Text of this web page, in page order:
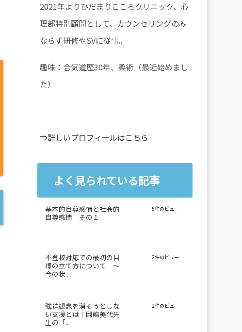
2021年よりひだまりこころクリニック、心
理部特別顧問として、カウンセリングのみ
ならず研修やSVに従事。
趣味：合気道歴30年、柔術（最近始めまし
た）
⇒詳しいプロフィールはこちら
よく見られている記事
基本的自尊感情と社会的
自尊感情 その１
5件のビュー
不登校対応での最初の目
標の立て方について 〜
今の状...
2件のビュー
強迫観念を消そうとしな
い支援とは｜岡嶋美代先
生の「...
2件のビュー